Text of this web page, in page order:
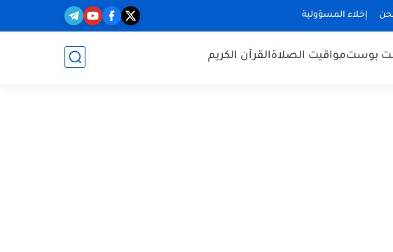
إخلاء المسؤولية
بوستمواقيت الصلاةالقرآن الكريم